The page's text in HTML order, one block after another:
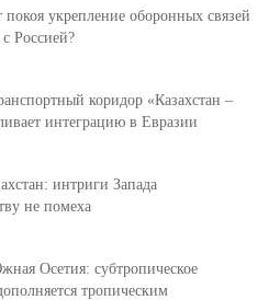
покоя укрепление оборонных связей
Россией?
коридор «Казахстан –
интеграцию в Евразии
интриги Запада
не помеха
Осетия: субтропическое
тропическим